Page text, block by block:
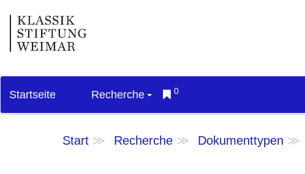
Startseite Recherche 0
Start Recherche Dokumenttypen